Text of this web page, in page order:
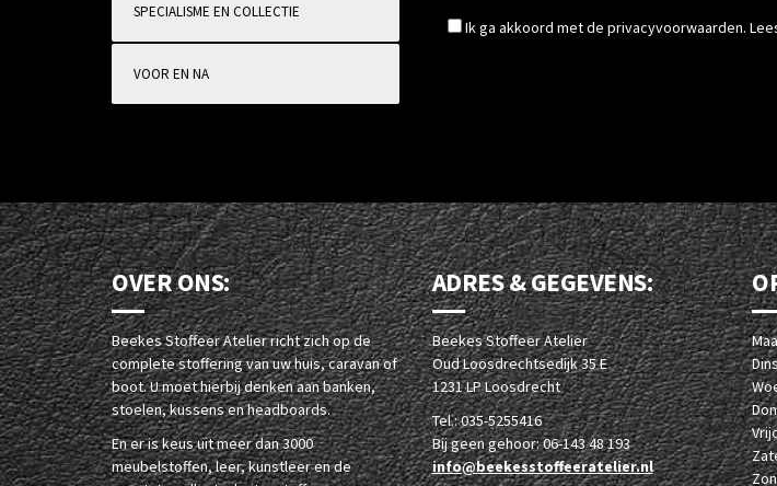
Ik ga akkoord met de privacyvoorwaarden.
SPECIALISME EN COLLECTIE
VOOR EN NA
OVER ONS:
Beekes Stoffeer Atelier richt zich op de
complete stoffering van uw huis, caravan of
boot. U moet hierbij denken aan banken,
stoelen, kussens en headboards.
En er is keus uit meer dan 3000
meubelstoffen, leer, kunstleer en de
ADRES & GEGEVENS:
Beekes Stoffeer Atelier
Oud Loosdrechtsedijk 35 E
1231 LP Loosdrecht
Tel.: 035-5255416
Bij geen gehoor: 06-143 48 193
info@beekesstoffeeratelier.nl